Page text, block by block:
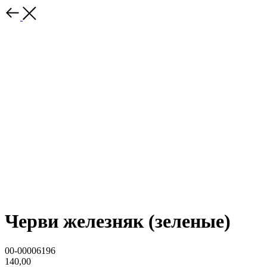
Черви железняк (зеленые)
00-00006196
140,00